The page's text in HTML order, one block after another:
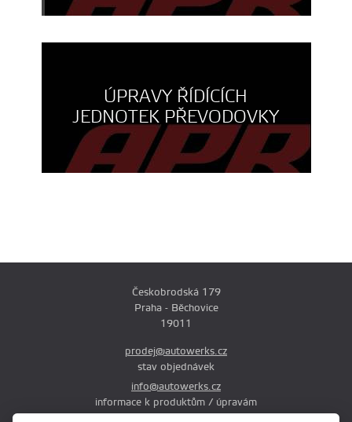
ÚPRAVY ŘÍDÍCÍCH
JEDNOTEK PŘEVODOVKY
Českobrodská 179
Praha - Běchovice
19011
prodej@autowerks.cz
stav objednávek
info@autowerks.cz
informace k produktům / úpravám